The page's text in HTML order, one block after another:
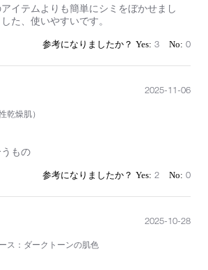
イテムよりも簡単にシミをぼかせまし
た、使いやすいです。
3 0
乾燥肌）
もの
2025-11-06
2 0
ス：ダークトーンの肌色
2025-10-28